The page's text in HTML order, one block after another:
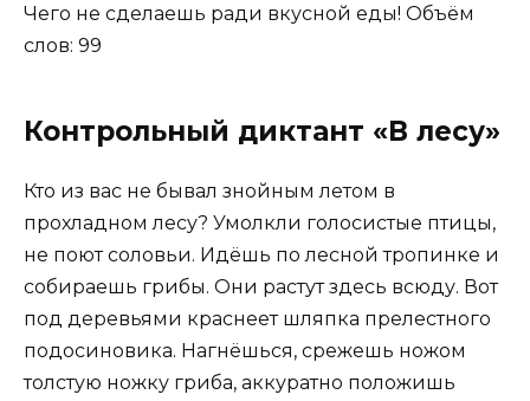
Чего не сделаешь ради вкусной еды! Объём
слов: 99
Контрольный диктант «В лесу»
Кто из вас не бывал знойным летом в
прохладном лесу? Умолкли голосистые птицы,
не поют соловьи. Идёшь по лесной тропинке и
собираешь грибы. Они растут здесь всюду. Вот
под деревьями краснеет шляпка прелестного
подосиновика. Нагнёшься, срежешь ножом
толстую ножку гриба, аккуратно положишь